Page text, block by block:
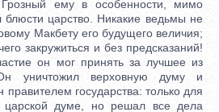
ему в особенности, мимо
царство. Никакие ведьмы не
Макбету его будущего величия;
закружиться и без предсказаний!
он мог принять за лучшее из
уничтожил верховную думу и
государства: только для
царской думе, но решал все дела